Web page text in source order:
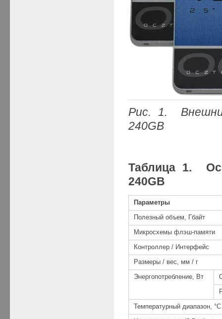
Рис. 1.
240GB
Таблица 1.
240GB
Параметры
Полезный объем, Гбайт
Микросхемы флэш-памяти
Контроллер / Интерфейс
Размеры / вес, мм / г
Энергопотребление, Вт
Температурный диапазон, °C